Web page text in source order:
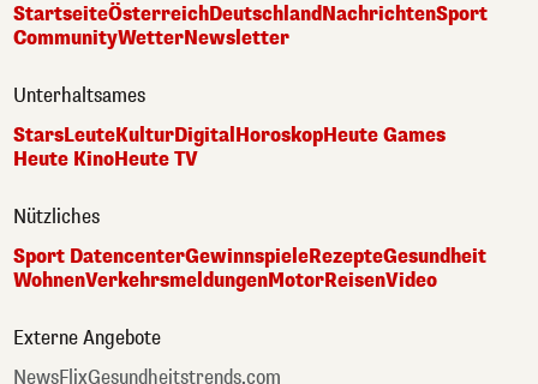
StartseiteÖsterreichDeutschlandNachrichtenSport
CommunityWetterNewsletter
Unterhaltsames
StarsLeuteKulturDigitalHoroskopHeute Games
Heute KinoHeute TV
Nützliches
Sport DatencenterGewinnspieleRezepteGesundheit
WohnenVerkehrsmeldungenMotorReisenVideo
Externe Angebote
NewsFlixGesundheitstrends.com